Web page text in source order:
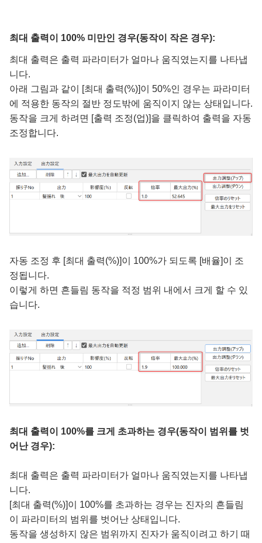
최대 출력이 100% 미만인 경우(동작이 작은 경우):
최대 출력은 출력 파라미터가 얼마나 움직였는지를 나타냅
니다.
아래 그림과 같이 [최대 출력(%)]이 50%인 경우는 파라미터
에 적용한 동작의 절반 정도밖에 움직이지 않는 상태입니다.
동작을 크게 하려면 [출력 조정(업)]을 클릭하여 출력을 자동
조정합니다.
자동 조정 후 [최대 출력(%)]이 100%가 되도록 [배율]이 조
정됩니다.
이렇게 하면 흔들림 동작을 적정 범위 내에서 크게 할 수 있
습니다.
최대 출력이 100%를 크게 초과하는 경우(동작이 범위를 벗
어난 경우):
최대 출력은 출력 파라미터가 얼마나 움직였는지를 나타냅
니다.
[최대 출력(%)]이 100%를 초과하는 경우는 진자의 흔들림
이 파라미터의 범위를 벗어난 상태입니다.
동작을 생성하지 않은 범위까지 진자가 움직이려고 하기 때